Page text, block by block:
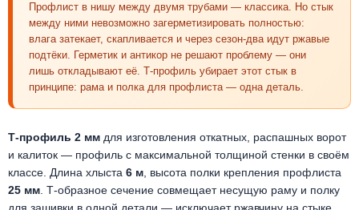
Профлист в нишу между двумя трубами — классика. Но стык
между ними невозможно загерметизировать полностью:
влага затекает, скапливается и через сезон-два идут ржавые
подтёки. Герметик и антикор не решают проблему — они
лишь откладывают её. Т-профиль убирает этот стык в
принципе: рама и полка для профлиста — одна деталь.
Т-профиль 2 мм для изготовления откатных, распашных ворот
и калиток — профиль с максимальной толщиной стенки в своём
классе. Длина хлыста 6 м , высота полки крепления профлиста
25 мм . Т-образное сечение совмещает несущую раму и полку